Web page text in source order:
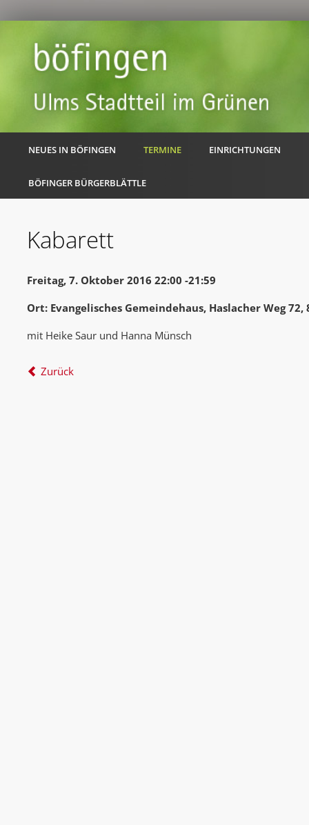
NEUES IN BÖFINGEN TERMINE EINRICHTUNGEN
BÖFINGER BÜRGERBLÄTTLE
Kabarett
Freitag, 7. Oktober 2016 22:00 -21:59
Ort: Evangelisches Gemeindehaus, Haslacher Weg 72,
mit Heike Saur und Hanna Münsch
Zurück